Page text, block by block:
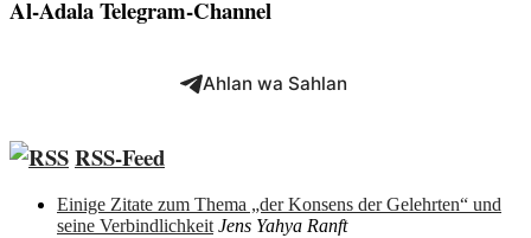
Al-Adala Telegram-Channel
Ahlan wa Sahlan
RSS-Feed
Einige Zitate zum Thema „der Konsens der Gelehrten“ und
seine Verbindlichkeit Jens Yahya Ranft